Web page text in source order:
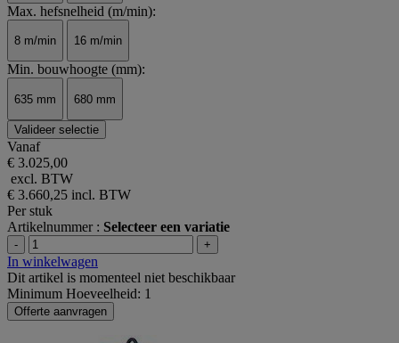
Max. hefsnelheid (m/min):
8 m/min 16 m/min
Min. bouwhoogte (mm):
635 mm 680 mm
Valideer selectie
Vanaf
€ 3.025,00
excl. BTW
€ 3.660,25 incl. BTW
Per stuk
Artikelnummer : Selecteer een variatie
- +
In winkelwagen
Dit artikel is momenteel niet beschikbaar
Minimum Hoeveelheid: 1
Offerte aanvragen